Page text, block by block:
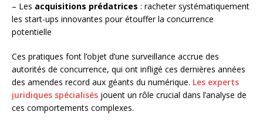
– Les acquisitions prédatrices : racheter systématiquement
les start-ups innovantes pour étouffer la concurrence
potentielle
Ces pratiques font l’objet d’une surveillance accrue des
autorités de concurrence, qui ont infligé ces dernières années
des amendes record aux géants du numérique. Les experts
juridiques spécialisés jouent un rôle crucial dans l’analyse de
ces comportements complexes.